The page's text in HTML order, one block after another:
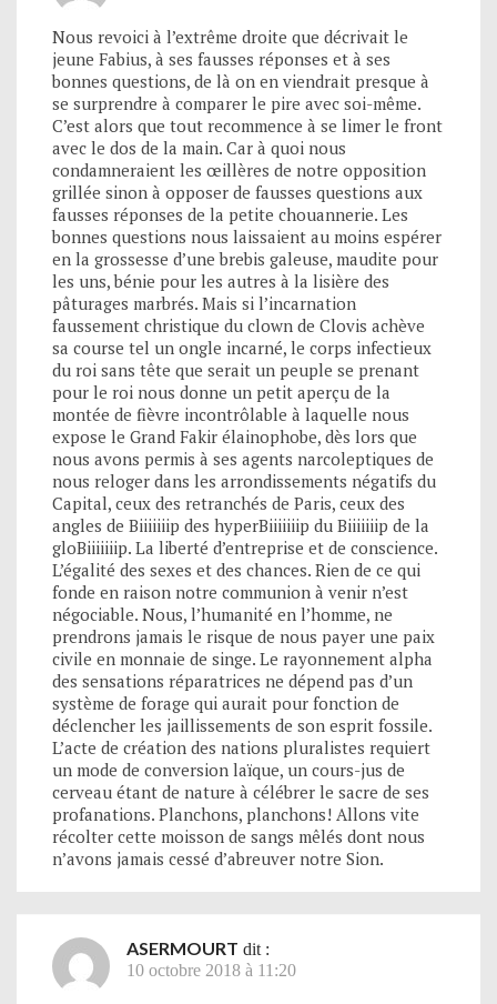
Nous revoici à l’extrême droite que décrivait le
jeune Fabius, à ses fausses réponses et à ses
bonnes questions, de là on en viendrait presque à
se surprendre à comparer le pire avec soi-même.
C’est alors que tout recommence à se limer le front
avec le dos de la main. Car à quoi nous
condamneraient les œillères de notre opposition
grillée sinon à opposer de fausses questions aux
fausses réponses de la petite chouannerie. Les
bonnes questions nous laissaient au moins espérer
en la grossesse d’une brebis galeuse, maudite pour
les uns, bénie pour les autres à la lisière des
pâturages marbrés. Mais si l’incarnation
faussement christique du clown de Clovis achève
sa course tel un ongle incarné, le corps infectieux
du roi sans tête que serait un peuple se prenant
pour le roi nous donne un petit aperçu de la
montée de fièvre incontrôlable à laquelle nous
expose le Grand Fakir élainophobe, dès lors que
nous avons permis à ses agents narcoleptiques de
nous reloger dans les arrondissements négatifs du
Capital, ceux des retranchés de Paris, ceux des
angles de Biiiiiiip des hyperBiiiiiiip du Biiiiiiip de la
gloBiiiiiiip. La liberté d’entreprise et de conscience.
L’égalité des sexes et des chances. Rien de ce qui
fonde en raison notre communion à venir n’est
négociable. Nous, l’humanité en l’homme, ne
prendrons jamais le risque de nous payer une paix
civile en monnaie de singe. Le rayonnement alpha
des sensations réparatrices ne dépend pas d’un
système de forage qui aurait pour fonction de
déclencher les jaillissements de son esprit fossile.
L’acte de création des nations pluralistes requiert
un mode de conversion laïque, un cours-jus de
cerveau étant de nature à célébrer le sacre de ses
profanations. Planchons, planchons! Allons vite
récolter cette moisson de sangs mêlés dont nous
n’avons jamais cessé d’abreuver notre Sion.
ASERMOURT dit :
10 octobre 2018 à 11:20